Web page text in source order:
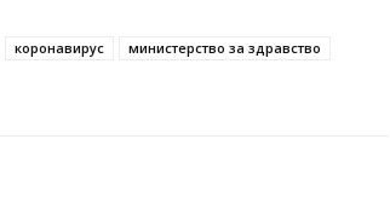
коронавирус
министерство за здравство